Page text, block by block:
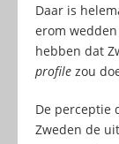
Daar is
erom
hebben dat
profile zou
De perceptie
Zweden de